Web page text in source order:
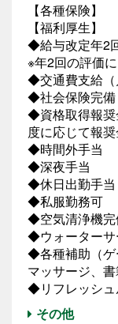
【各種保険】
【福利厚生】
◆給与改定年2
※年2回の評価
◆交通費支給（
◆社会保険完備
◆資格取得報奨
度に応じて報奨
◆時間外手当
◆深夜手当
◆休日出勤手当
◆私服勤務可
◆空気清浄機
◆ウォーターサ
◆各種補助（ゲ
マッサージ、書
◆リフレッシュ
その他